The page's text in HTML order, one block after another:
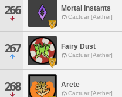
266 Mortal Instants
Cactuar [Aether]
267 Fairy Dust
Cactuar [Aether]
268 Arete
Cactuar [Aether]